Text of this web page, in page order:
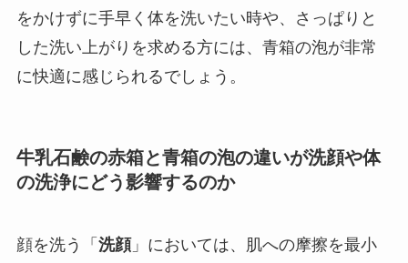
をかけずに手早く体を洗いたい時や、さっぱりと
した洗い上がりを求める方には、青箱の泡が非常
に快適に感じられるでしょう。
牛乳石鹸の赤箱と青箱の泡の違いが洗顔や体
の洗浄にどう影響するのか
顔を洗う「 洗顔」においては、肌への摩擦を最小